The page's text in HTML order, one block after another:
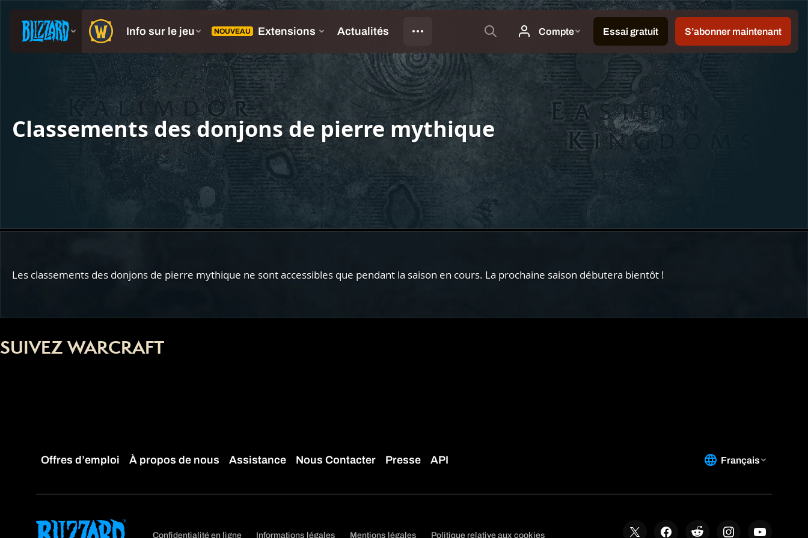
Classements des donjons de pierre mythique
Les classements des donjons de pierre mythique ne sont accessibles que pendant la saison en cours. La prochaine saison débutera bientôt !
SUIVEZ WARCRAFT